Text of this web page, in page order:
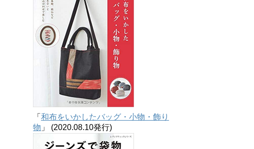
「 和布をいかしたバッグ・小物・飾り
物 」 (2020.08.10発行)